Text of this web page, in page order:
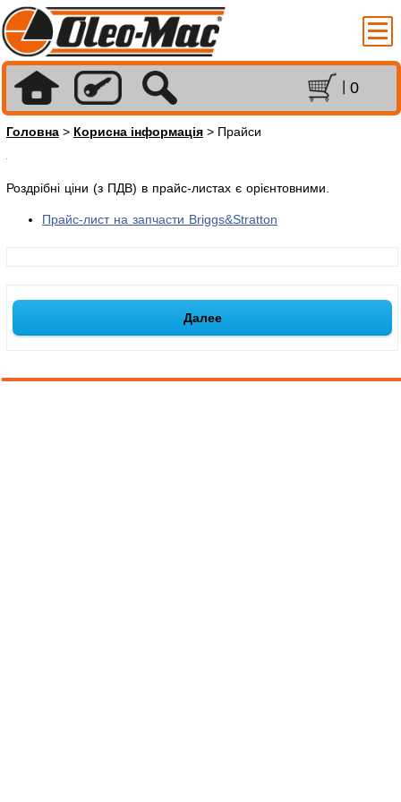
0
Головна > Корисна інформація > Прайси
Роздрібні ціни (з ПДВ) в прайс-листах є орієнтовними.
Прайс-лист на запчасти Briggs&Stratton
Далее